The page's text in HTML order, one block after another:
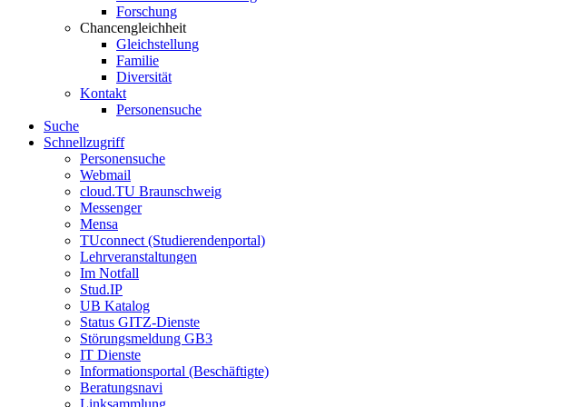
Forschung
Chancengleichheit
Gleichstellung
Familie
Diversität
Kontakt
Personensuche
Suche
Schnellzugriff
Personensuche
Webmail
cloud.TU Braunschweig
Messenger
Mensa
TUconnect (Studierendenportal)
Lehrveranstaltungen
Im Notfall
Stud.IP
UB Katalog
Status GITZ-Dienste
Störungsmeldung GB3
IT Dienste
Informationsportal (Beschäftigte)
Beratungsnavi
Linksammlung